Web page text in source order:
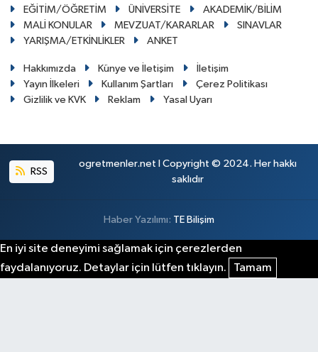
EĞİTİM/ÖĞRETİM
ÜNİVERSİTE
AKADEMİK/BİLİM
MALİ KONULAR
MEVZUAT/KARARLAR
SINAVLAR
YARIŞMA/ETKİNLİKLER
ANKET
Hakkımızda Künye ve İletişim
İletişim
Yayın İlkeleri
Kullanım Şartları
Çerez Politikası
Gizlilik ve KVK
Reklam Yasal Uyarı
RSS
ogretmenler.net I Copyright © 2024. Her hakkı
saklıdır
Haber Yazılımı: TE Bilişim
En iyi site deneyimi sağlamak için çerezlerden
faydalanıyoruz. Detaylar için lütfen tıklayın.
Tamam